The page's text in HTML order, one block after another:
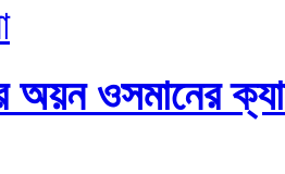
অয়ন ওসমানের